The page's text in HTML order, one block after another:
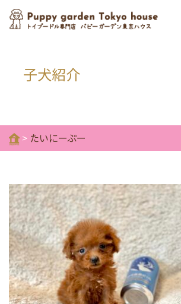
子犬紹介
> たいにーぷー